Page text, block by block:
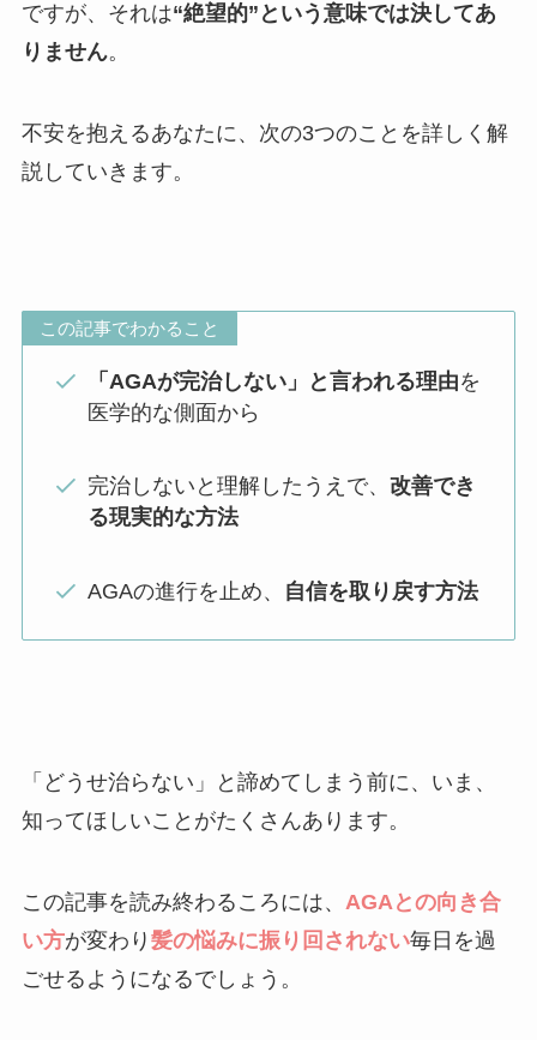
ですが、それは“絶望的”という意味では決してあ
りません。
不安を抱えるあなたに、次の3つのことを詳しく解
説していきます。
この記事でわかること
「AGAが完治しない」と言われる理由を
医学的な側面から
完治しないと理解したうえで、 改善でき
る現実的な方法
AGAの進行を止め、 自信を取り戻す方法
「どうせ治らない」と諦めてしまう前に、いま、
知ってほしいことがたくさんあります。
この記事を読み終わるころには、 AGAとの向き合
い方が変わり 髪の悩みに振り回されない毎日を過
ごせるようになるでしょう。